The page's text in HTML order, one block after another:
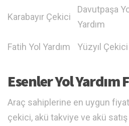
Karabayır Çekici
Davutpaşa
Yardım
Fatih Yol Yardım Yüzyıl Çekici
Esenler Yol Yardım
Araç sahiplerine en uygun
çekici, akü takviye ve akü